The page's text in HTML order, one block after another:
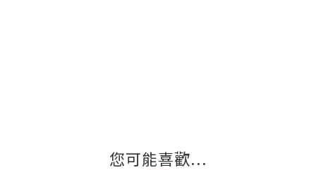
您可能喜歡...